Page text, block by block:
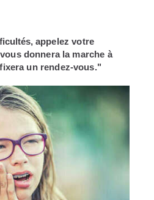
appelez votre
donnera la marche à
un rendez-vous."